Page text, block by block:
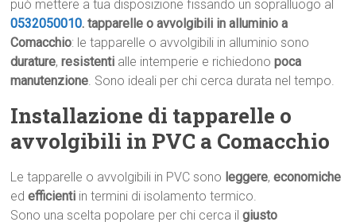
può mettere a tua disposizione fissando un sopralluogo al
0532050010. tapparelle o avvolgibili in alluminio a
Comacchio: le tapparelle o avvolgibili in alluminio sono
durature,resistenti alle intemperie e richiedonopoca
manutenzione. Sono ideali per chi cerca durata nel tempo.
Installazione di tapparelle o
avvolgibili in PVC a Comacchio
Le tapparelle o avvolgibili in PVC sono leggere,economiche
edefficienti in termini di isolamento termico.
Sono una scelta popolare per chi cerca ilgiusto